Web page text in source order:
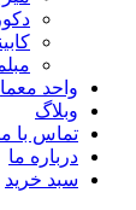
واحد
وبلاگ
تماس با
درباره ما
سبد خرید